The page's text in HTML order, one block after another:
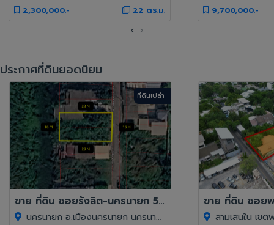
2,300,000.- 22 ตร.ม. 9,700,000.-
‹ ›
ประกาศที่ดินยอดนิยม
ที่ดินเปล่า
ขาย ที่ดิน ซอยรังสิต-นครนายก 55 118 ตรว ใกล้ถนนรังสิต-นครนายก เพียง 1.4 กม.
นครนายก อ.เมืองนครนายก นครนายก 26000 สามเสนใน เขตพญา